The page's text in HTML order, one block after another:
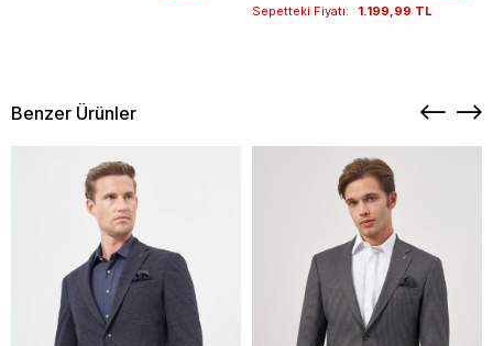
Sepetteki Fiyatı: 1.199,99 TL
Benzer Ürünler